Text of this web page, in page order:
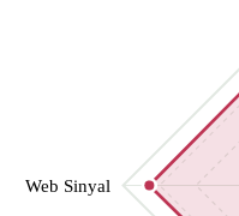
Web Sinyal